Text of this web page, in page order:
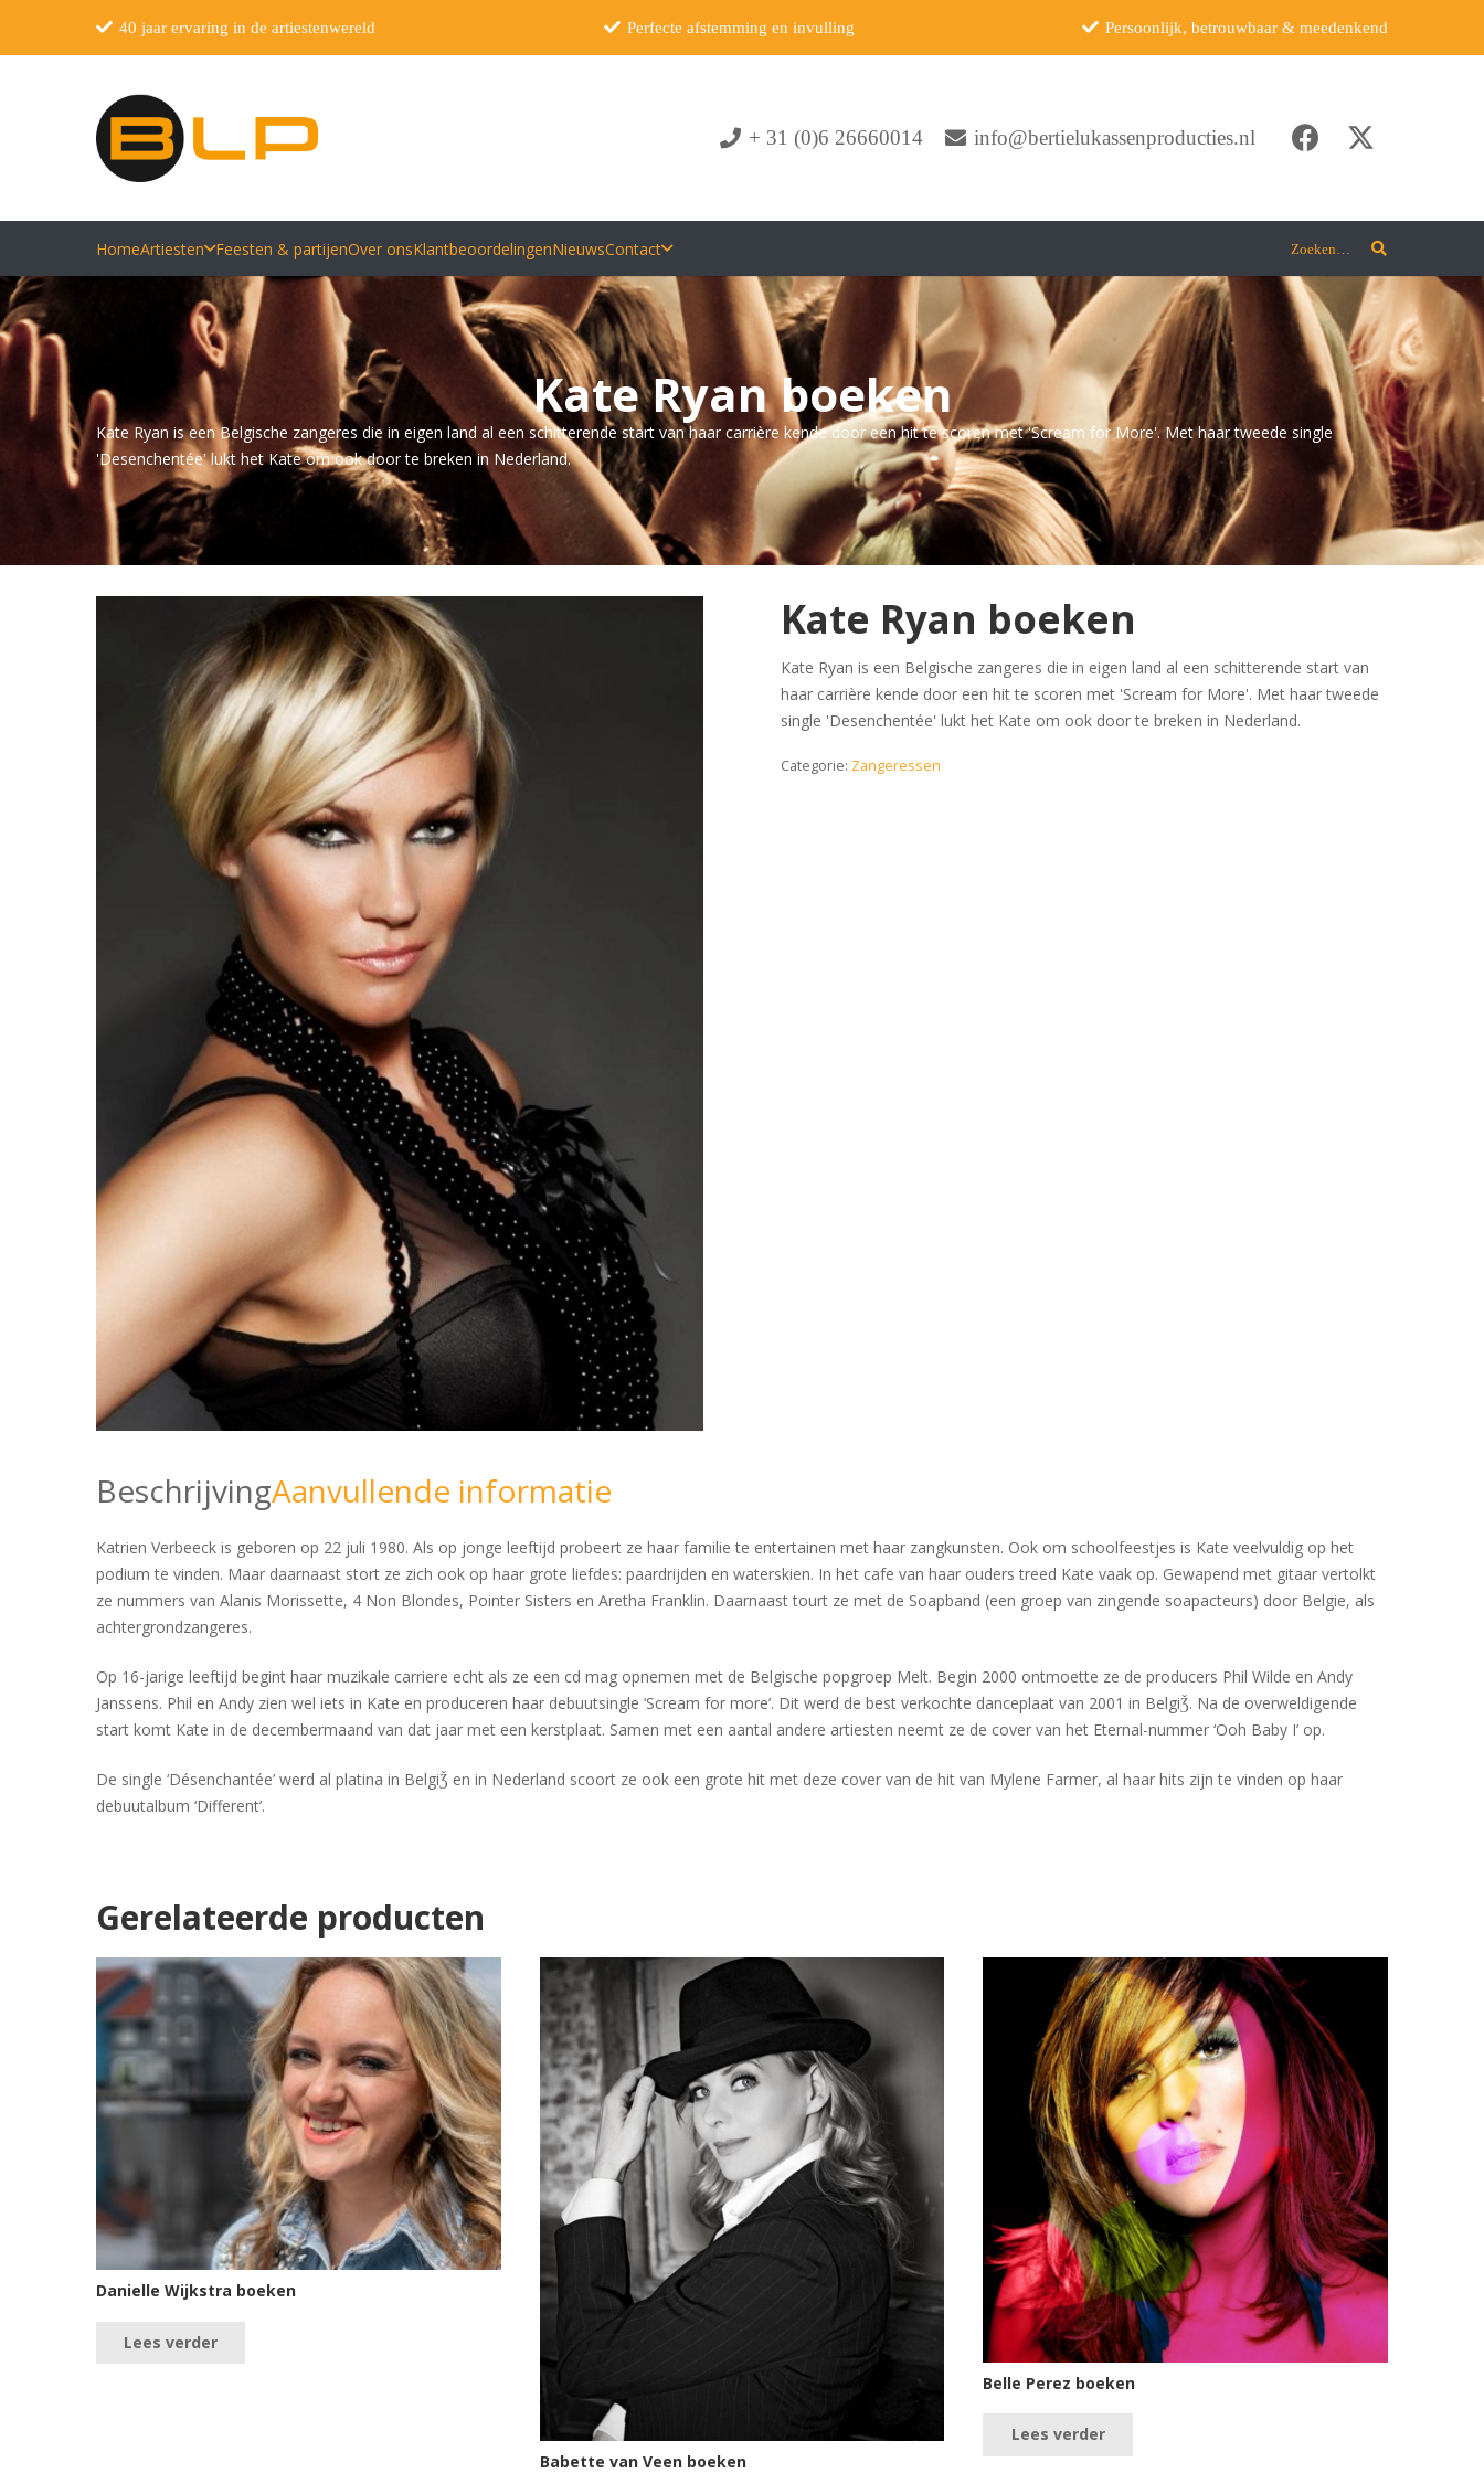
40 jaar ervaring in de artiestenwereld Perfecte afstemming en invulling Persoonlijk, betrouwbaar & meedenkend
+ 31 (0)6 26660014 info@bertielukassenproducties.nl
HomeArtiesten Feesten & partijenOver onsKlantbeoordelingenNieuwsContact Zoeken…
Kate Ryan boeken
Kate Ryan is een Belgische zangeres die in eigen land al een schitterende start van haar carrière kende door een hit te scoren met 'Scream for More'. Met haar tweede single
'Desenchentée' lukt het Kate om ook door te breken in Nederland.
Kate Ryan boeken
Kate Ryan is een Belgische zangeres die in eigen land al een schitterende start van
haar carrière kende door een hit te scoren met 'Scream for More'. Met haar tweede
single 'Desenchentée' lukt het Kate om ook door te breken in Nederland.
Categorie: Zangeressen
BeschrijvingAanvullende informatie
Katrien Verbeeck is geboren op 22 juli 1980. Als op jonge leeftijd probeert ze haar familie te entertainen met haar zangkunsten. Ook om schoolfeestjes is Kate veelvuldig op het
podium te vinden. Maar daarnaast stort ze zich ook op haar grote liefdes: paardrijden en waterskien. In het cafe van haar ouders treed Kate vaak op. Gewapend met gitaar vertolkt
ze nummers van Alanis Morissette, 4 Non Blondes, Pointer Sisters en Aretha Franklin. Daarnaast tourt ze met de Soapband (een groep van zingende soapacteurs) door Belgie, als
achtergrondzangeres.
Op 16-jarige leeftijd begint haar muzikale carriere echt als ze een cd mag opnemen met de Belgische popgroep Melt. Begin 2000 ontmoette ze de producers Phil Wilde en Andy
Janssens. Phil en Andy zien wel iets in Kate en produceren haar debuutsingle ‘Scream for more’. Dit werd de best verkochte danceplaat van 2001 in BelgiǮ. Na de overweldigende
start komt Kate in de decembermaand van dat jaar met een kerstplaat. Samen met een aantal andere artiesten neemt ze de cover van het Eternal-nummer ‘Ooh Baby I’ op.
De single ‘Désenchantée’ werd al platina in BelgiǮ en in Nederland scoort ze ook een grote hit met deze cover van de hit van Mylene Farmer, al haar hits zijn te vinden op haar
debuutalbum ‘Different’.
Gerelateerde producten
Danielle Wijkstra boeken
Lees verder
Babette van Veen boeken
Belle Perez boeken
Lees verder